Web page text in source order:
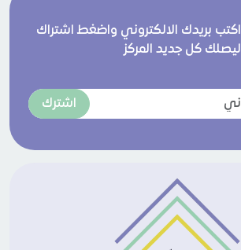
اكتب بريدك الالكتروني واضغط اشتراك
ليصلك كل جديد المركز
اشترك